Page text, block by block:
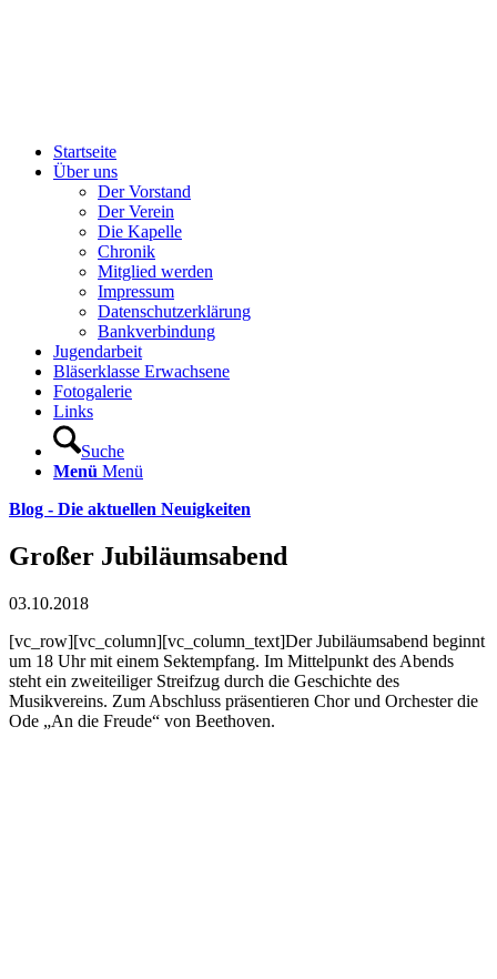
Startseite
Über uns
Der Vorstand
Der Verein
Die Kapelle
Chronik
Mitglied werden
Impressum
Datenschutzerklärung
Bankverbindung
Jugendarbeit
Bläserklasse Erwachsene
Fotogalerie
Links
Suche
Menü Menü
Blog - Die aktuellen Neuigkeiten
Großer Jubiläumsabend
03.10.2018
[vc_row][vc_column][vc_column_text]Der Jubiläumsabend beginnt
um 18 Uhr mit einem Sektempfang. Im Mittelpunkt des Abends
steht ein zweiteiliger Streifzug durch die Geschichte des
Musikvereins. Zum Abschluss präsentieren Chor und Orchester die
Ode „An die Freude“ von Beethoven.